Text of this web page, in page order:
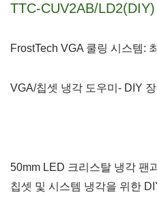
TTC-CUV2AB/LD2(DIY)
FrostTech VGA 쿨링 시스템:
VGA/칩셋 냉각 도우미- DIY
50mm LED 크리스탈 냉각 팬
칩셋 및 시스템 냉각을 위한